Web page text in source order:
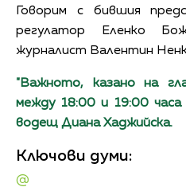
Говорим с бившия
регулатор Еленко
журналист Валентин
"Важното, казано на
между 18:00 и 19:00
водещ Диана Хаджийска.
Ключови думи:
@